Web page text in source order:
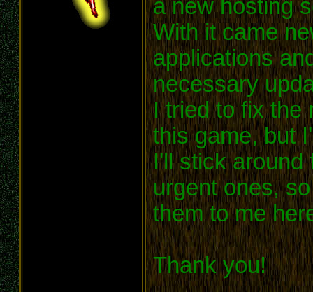
a new hosting
With it came
applications
necessary
I tried to fix the
this game, but
I'll stick around
urgent ones,
them to me
Thank you!